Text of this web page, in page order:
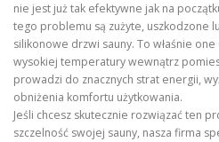
nie jest już tak efektywne jak na
tego problemu są zużyte, uszkodzone
silikonowe drzwi sauny. To właśnie
wysokiej temperatury wewnątrz
prowadzi do znacznych strat energii,
obniżenia komfortu użytkowania.
Jeśli chcesz skutecznie rozwiązać ten
szczelność swojej sauny, nasza firma